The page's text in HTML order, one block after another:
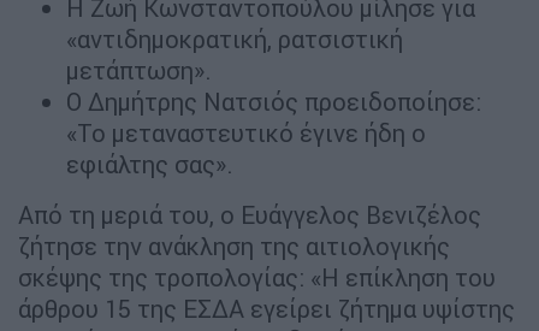
Η Ζωή Κωνσταντοπούλου μίλησε για
«αντιδημοκρατική, ρατσιστική
μετάπτωση».
Ο Δημήτρης Νατσιός προειδοποίησε:
«Το μεταναστευτικό έγινε ήδη ο
εφιάλτης σας».
Από τη μεριά του, ο Ευάγγελος Βενιζέλος
ζήτησε την ανάκληση της αιτιολογικής
σκέψης της τροπολογίας: «Η επίκληση του
άρθρου 15 της ΕΣΔΑ εγείρει ζήτημα υψίστης